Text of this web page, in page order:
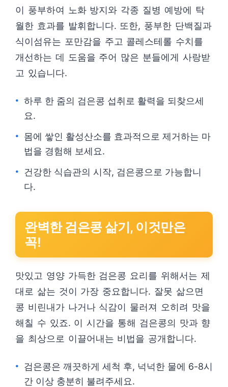
이 풍부하여 노화 방지와 각종 질병 예방에 탁
월한 효과를 발휘합니다. 또한, 풍부한 단백질과
식이섬유는 포만감을 주고 콜레스테롤 수치를
개선하는 데 도움을 주어 많은 분들에게 사랑받
고 있습니다.
하루 한 줌의 검은콩 섭취로 활력을 되찾으세
요.
몸에 쌓인 활성산소를 효과적으로 제거하는 마
법을 경험해 보세요.
건강한 식습관의 시작, 검은콩으로 가능합니
다.
완벽한 검은콩 삶기, 이것만은
꼭!
맛있고 영양 가득한 검은콩 요리를 위해서는 제
대로 삶는 것이 가장 중요합니다. 잘못 삶으면
콩 비린내가 나거나 식감이 물러져 오히려 맛을
해칠 수 있죠. 이 시간을 통해 검은콩의 맛과 향
을 최상으로 이끌어내는 비법을 공개합니다.
검은콩은 깨끗하게 세척 후, 넉넉한 물에 6-8시
간 이상 충분히 불려주세요.